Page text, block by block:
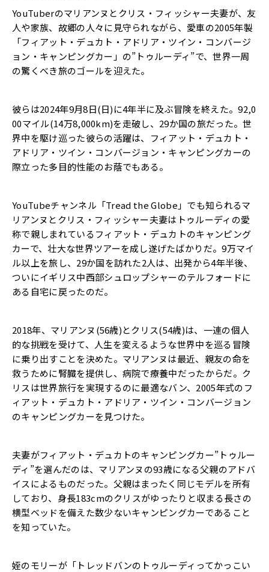
YouTuberのマリアンヌとクリス・フィッシャー夫妻が、友
人や家族、故郷の人々に見守られながら、愛車の2005年製
「フィアット・デュカト・アドリア・ツイン・コンバージ
ョン・キャンピングカー」の”トゥルーディ”で、世界一周
の驚くべき旅のゴールを迎えた。
彼らは2024年9月8日(日)に4年半に及ぶ冒険を終えた。92,0
00マイル(14万8,000km)を走破し、29か国の旅だった。世
界中を駆け巡った彼らの活躍は、フィアット・デュカト・
アドリア・ツイン・コンバージョン・キャンピングカーの
際立った多目的性能のお蔭でもある。
YouTubeチャンネル「Tread the Globe」でも知られるマ
リアンヌとクリス・フィッシャー夫妻はトゥルーディの愛
称で親しまれているフィアット・デュカトのキャンピング
カーで、壮大な世界ツアーを成し遂げたばかりだ。9万マイ
ル以上を旅し、29か国を訪れた2人は、出発から4年半後、
ついにイギリス中西部シュロップシャーのテルフォードに
ある自宅に戻ったのだ。
2018年、マリアンヌ(56歳)とクリス(54歳)は、一連の個人
的な挑戦を受けて、人生を変えるような世界中を巡る冒険
に乗り出すことを決めた。マリアンヌは最近、親友の命を
救うために腎臓を提供し、病院で療養中だったからだ。ク
リスは世界旅行を実現するのに最適なバン、2005年式のフ
ィアット・デュカト・アドリア・ツイン・コンバージョン
のキャンピングカーを見つけた。
夫妻がフィアット・デュカトのキャンピングカー”トゥルー
ディ”を選んだのは、マリアンヌの93歳になる父親のアドバ
イスによるものだった。父親はまったく同じモデルを所有
しており、身長183cmのクリスがゆったりと収まる長さの
横型ベッドを備えた数少ないキャンピングカーであること
を知っていた。
姪のモリーが「トレッドバンのトゥルーディってかっこい